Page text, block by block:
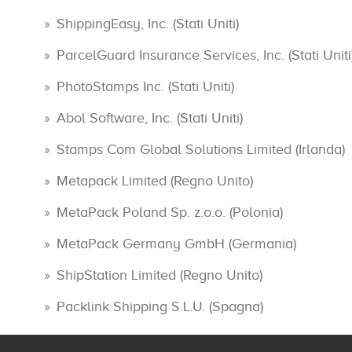
ShippingEasy, Inc. (Stati Uniti)
ParcelGuard Insurance Services, Inc. (Stati
PhotoStamps Inc. (Stati Uniti)
Abol Software, Inc. (Stati Uniti)
Stamps Com Global Solutions Limited (Irlanda)
Metapack Limited (Regno Unito)
MetaPack Poland Sp. z.o.o. (Polonia)
MetaPack Germany GmbH (Germania)
ShipStation Limited (Regno Unito)
Packlink Shipping S.L.U. (Spagna)